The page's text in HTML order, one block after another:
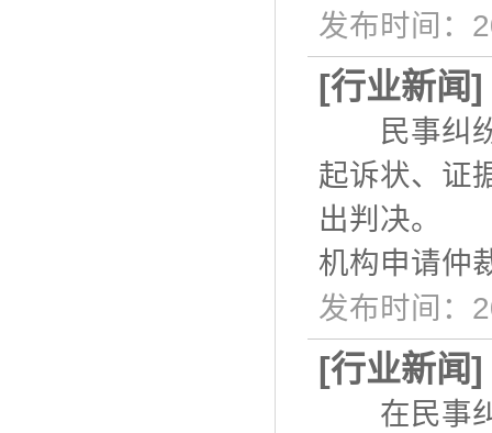
发布时间：
[行业新闻]
民事纠纷
起诉状、证
出判决。
机构申请
发布时间：
[行业新闻]
在民事纠